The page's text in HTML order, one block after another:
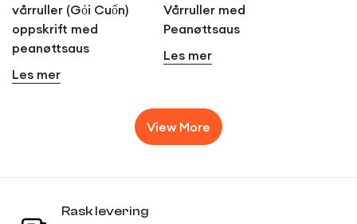
vårruller (Gỏi Cuốn)
oppskrift med
peanøttsaus
Les mer
Vårruller med
Peanøttsaus
Les mer
View More
Rask levering